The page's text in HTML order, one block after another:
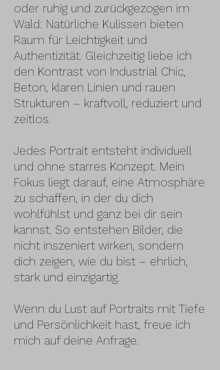
oder ruhig und zurückgezogen im
Wald: Natürliche Kulissen bieten
Raum für Leichtigkeit und
Authentizität. Gleichzeitig liebe ich
den Kontrast von Industrial Chic,
Beton, klaren Linien und rauen
Strukturen – kraftvoll, reduziert und
zeitlos.
Jedes Portrait entsteht individuell
und ohne starres Konzept. Mein
Fokus liegt darauf, eine Atmosphäre
zu schaffen, in der du dich
wohlfühlst und ganz bei dir sein
kannst. So entstehen Bilder, die
nicht inszeniert wirken, sondern
dich zeigen, wie du bist – ehrlich,
stark und einzigartig.
Wenn du Lust auf Portraits mit Tiefe
und Persönlichkeit hast, freue ich
mich auf deine Anfrage.